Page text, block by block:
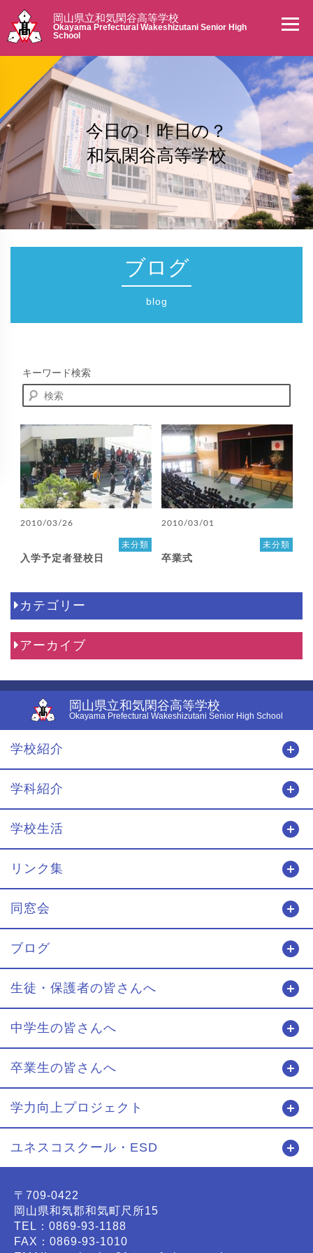
岡山県立和気閑谷高等学校
Okayama Prefectural Wakeshizutani Senior High
School
今日の！昨日の？
和気閑谷高等学校
ブログ
blog
キーワード検索
2010/03/26
未分類
入学予定者登校日
2010/03/01
未分類
卒業式
カテゴリー
アーカイブ
岡山県立和気閑谷高等学校
Okayama Prefectural Wakeshizutani Senior High School
学校紹介
学科紹介
学校生活
リンク集
同窓会
ブログ
生徒・保護者の皆さんへ
中学生の皆さんへ
卒業生の皆さんへ
学力向上プロジェクト
ユネスコスクール・ESD
〒709-0422
岡山県和気郡和気町尺所15
TEL：0869-93-1188
FAX：0869-93-1010